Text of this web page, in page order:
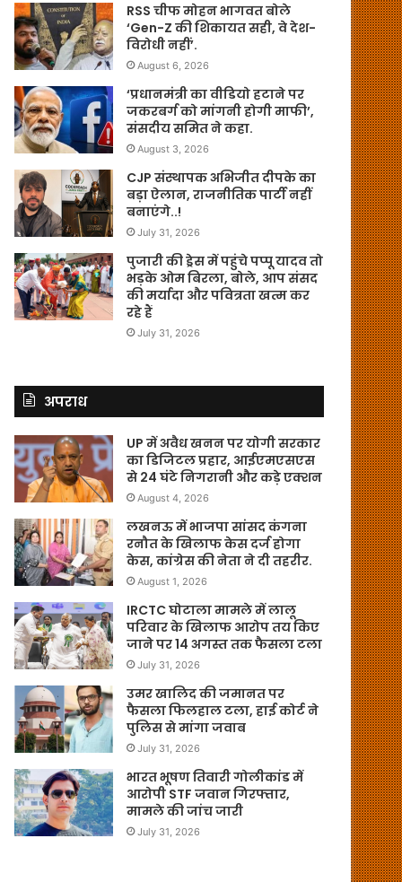
RSS चीफ मोहन भागवत बोले
‘Gen-Z की शिकायत सही, वे देश-
विरोधी नहीं’.
August 6, 2026
‘प्रधानमंत्री का वीडियो हटाने पर
जकरबर्ग को मांगनी होगी माफी’,
संसदीय समित ने कहा.
August 3, 2026
CJP संस्थापक अभिजीत दीपके का
बड़ा ऐलान, राजनीतिक पार्टी नहीं
बनाएंगे..!
July 31, 2026
पुजारी की ड्रेस में पहुंचे पप्पू यादव तो
भड़के ओम बिरला, बोले, आप संसद
की मर्यादा और पवित्रता खत्म कर
रहे हैं
July 31, 2026
अपराध
UP में अवैध खनन पर योगी सरकार
का डिजिटल प्रहार, आईएमएसएस
से 24 घंटे निगरानी और कड़े एक्शन
August 4, 2026
लखनऊ में भाजपा सांसद कंगना
रनौत के खिलाफ केस दर्ज होगा
केस, कांग्रेस की नेता ने दी तहरीर.
August 1, 2026
IRCTC घोटाला मामले में लालू
परिवार के खिलाफ आरोप तय किए
जाने पर 14 अगस्त तक फैसला टला
July 31, 2026
उमर खालिद की जमानत पर
फैसला फिलहाल टला, हाई कोर्ट ने
पुलिस से मांगा जवाब
July 31, 2026
भारत भूषण तिवारी गोलीकांड में
आरोपी STF जवान गिरफ्तार,
मामले की जांच जारी
July 31, 2026